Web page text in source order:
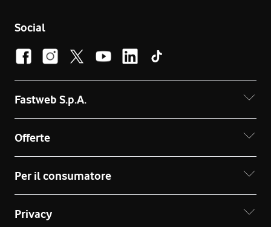
Social
Fastweb S.p.A.
Offerte
Per il consumatore
Privacy